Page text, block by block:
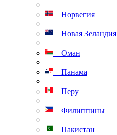
Норвегия
Новая Зеландия
Оман
Панама
Перу
Филиппины
Пакистан